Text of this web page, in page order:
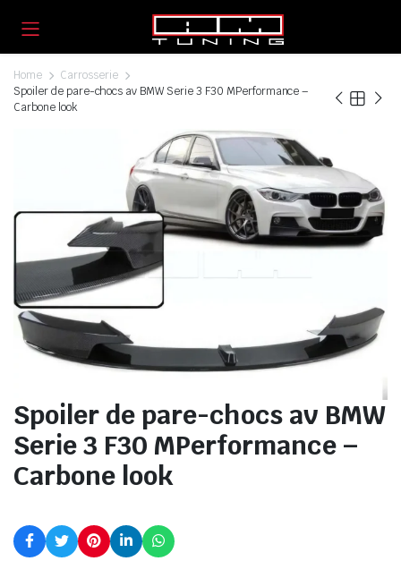
Home
Carrosserie
Spoiler de pare-chocs av BMW Serie 3 F30 MPerformance –
Carbone look
Spoiler de pare-chocs av BMW
Serie 3 F30 MPerformance –
Carbone look